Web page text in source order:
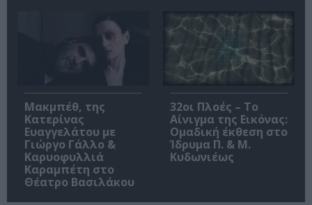
Μακμπέθ, της
Κατερίνας
Ευαγγελάτου με
Γιώργο Γάλλο &
Καρυοφυλλιά
Καραμπέτη στο
Θέατρο Βασιλάκου
32οι Πλοές – Το
Αίνιγμα της Εικόνας:
Ομαδική έκθεση στο
Ίδρυμα Π. & Μ.
Κυδωνιέως